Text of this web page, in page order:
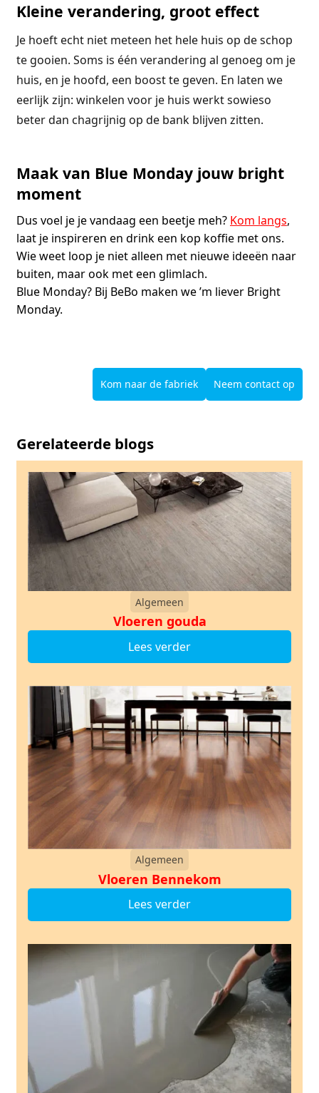
Kleine verandering, groot effect
Je hoeft echt niet meteen het hele huis op de schop
te gooien. Soms is één verandering al genoeg om je
huis, en je hoofd, een boost te geven. En laten we
eerlijk zijn: winkelen voor je huis werkt sowieso
beter dan chagrijnig op de bank blijven zitten.
Maak van Blue Monday jouw bright
moment
Dus voel je je vandaag een beetje meh? Kom langs,
laat je inspireren en drink een kop koffie met ons.
Wie weet loop je niet alleen met nieuwe ideeën naar
buiten, maar ook met een glimlach.
Blue Monday? Bij BeBo maken we ’m liever Bright
Monday.
Kom naar de fabriek Neem contact op
Gerelateerde blogs
Algemeen
Vloeren gouda
Lees verder
Algemeen
Vloeren Bennekom
Lees verder